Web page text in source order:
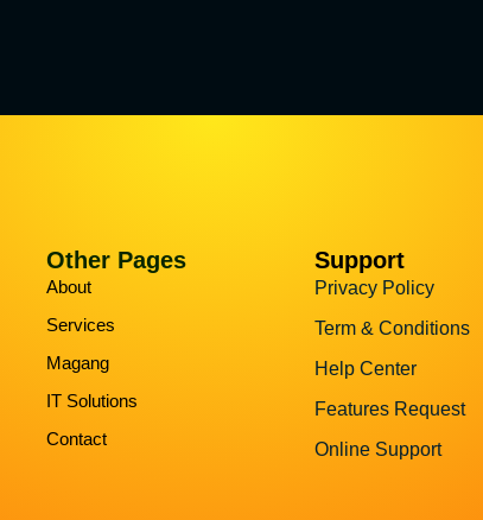
Other Pages
About
Services
Magang
IT Solutions
Contact
Support
Privacy Policy
Term & Conditions
Help Center
Features Request
Online Support